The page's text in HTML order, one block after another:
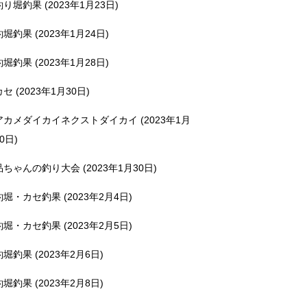
り堀釣果 (2023年1月23日)
堀釣果 (2023年1月24日)
堀釣果 (2023年1月28日)
セ (2023年1月30日)
カメダイカイネクストダイカイ (2023年1月
日)
ちゃんの釣り大会 (2023年1月30日)
堀・カセ釣果 (2023年2月4日)
堀・カセ釣果 (2023年2月5日)
堀釣果 (2023年2月6日)
堀釣果 (2023年2月8日)